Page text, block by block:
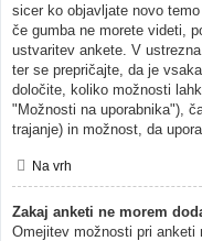
sicer ko objavljate novo
če gumba ne morete videti,
ustvaritev ankete. V
ter se prepričajte, da je
določite, koliko možnosti
"Možnosti na uporabnika"),
trajanje) in možnost, da
Na vrh
Zakaj anketi ne morem
Omejitev možnosti pri anketi